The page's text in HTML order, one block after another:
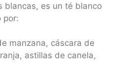
blancas, es un té blanco
por:
manzana, cáscara de
astillas de canela,